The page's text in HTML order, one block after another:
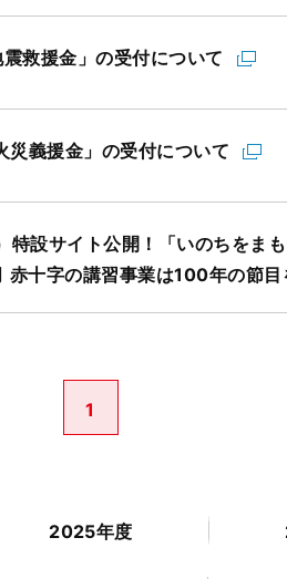
救援金」の受付について
災義援金」の受付について
特設サイト公開！「いのちを
赤十字の講習事業は100年の節目
1
2025年度